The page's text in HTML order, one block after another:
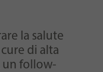
la salute
di alta
un follow-